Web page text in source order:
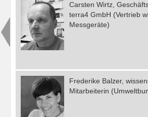
Carsten Wirtz,
terra4 GmbH (Vertrieb
Messgeräte)
Frederike Balzer,
Mitarbeiterin